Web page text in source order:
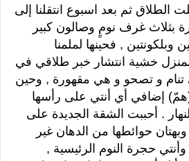
الطلاق ثم بعد اسبوع انتقلنا إلى
بثلاث غرف نومٍ وصالون كبير
, فحينها لملمنا
المنزل خشية انتشار خبر طلاقي في
تنام و تصحو و هي مقهورة , وحين
إضافي أي أنتي على رأسها
. أحببت الشقة الجديدة على
حوائطها من الدهان غير
وأنتي حجرة النوم الرئيسية ,